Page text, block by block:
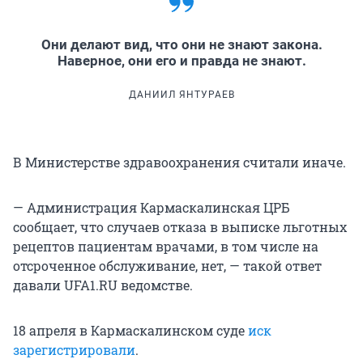
Они делают вид, что они не знают закона.
Наверное, они его и правда не знают.
ДАНИИЛ ЯНТУРАЕВ
В Министерстве здравоохранения считали иначе.
— Администрация Кармаскалинская ЦРБ
сообщает, что случаев отказа в выписке льготных
рецептов пациентам врачами, в том числе на
отсроченное обслуживание, нет, — такой ответ
давали UFA1.RU ведомстве.
18 апреля в Кармаскалинском судеиск
зарегистрировали.